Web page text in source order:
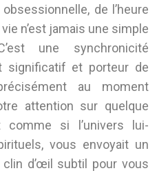
de l’heure
n’est jamais une simple
une synchronicité
significatif et porteur de
au moment
attention sur quelque
comme si l’univers lui-
vous envoyait un
d’œil subtil pour vous